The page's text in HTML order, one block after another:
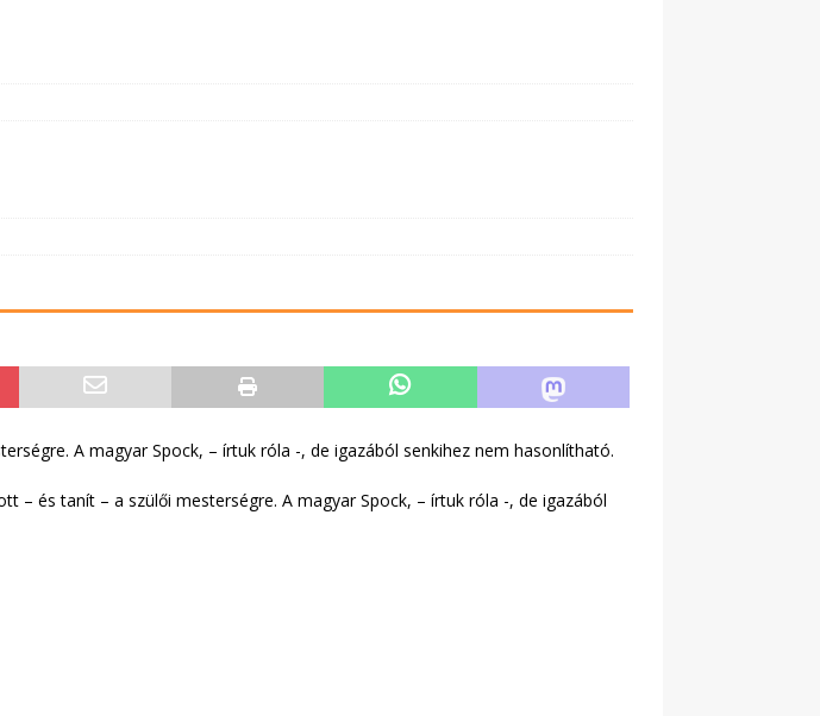
A magyar Spock, – írtuk róla -, de igazából senkihez nem hasonlítható.
– és tanít – a szülői mesterségre. A magyar Spock, – írtuk róla -, de igazából